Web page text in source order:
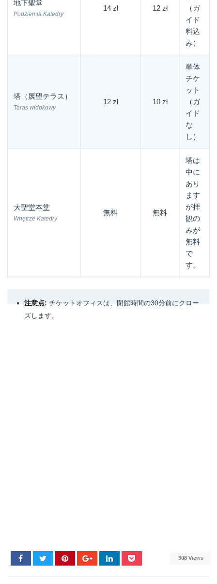
地下聖堂
Podziemia Katedry
14 zł 12 zł
（ガ
イド
料込
み）
塔（展望テラス）
Taras widokowy
12 zł 10 zł
単体
チケ
ット
（ガ
イド
な
し）
大聖堂本堂
Wnętrze Katedry
無料 無料
塔は
中に
あり
ます
が拝
観の
みが
無料
で
す。
注意点: チケットオフィスは、閉館時間の30分前にクロー
ズします。
308 Views